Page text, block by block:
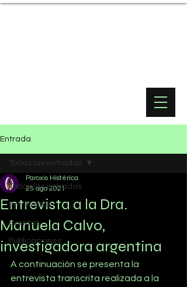
Entrada
Todas las entradas
Entrevistas
Eventos
Publicaciones
Todas las entradas
Entrevista a la Dra.
Manuela Calvo,
investigadora argentina
Paroxis Histérica
25 ago 2021
A continuación se presenta la
entrevista transcrita realizada a la